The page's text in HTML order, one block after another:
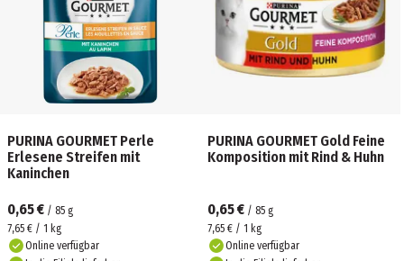
PURINA GOURMET Perle
Erlesene Streifen mit
Kaninchen
0,65 € / 85 g
7,65 € / 1 kg
Online verfügbar
PURINA GOURMET Gold Feine
Komposition mit Rind & Huhn
0,65 € / 85 g
7,65 € / 1 kg
Online verfügbar